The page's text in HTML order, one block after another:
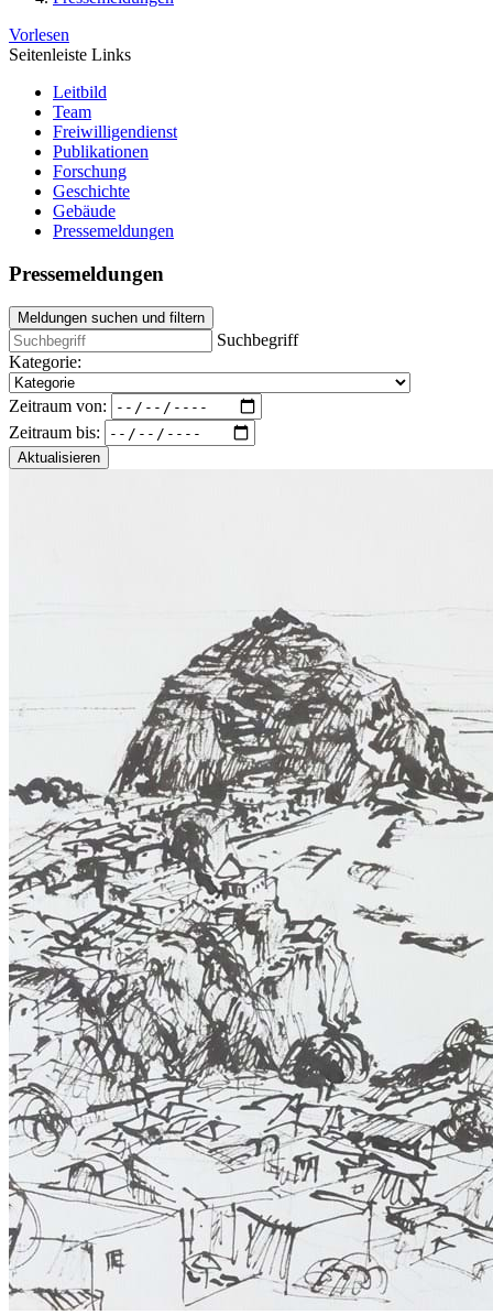
Vorlesen
Seitenleiste Links
Leitbild
Team
Freiwilligendienst
Publikationen
Forschung
Geschichte
Gebäude
Pressemeldungen
Pressemeldungen
Meldungen suchen und filtern
Suchbegriff
Kategorie:
Zeitraum von:
Zeitraum bis:
Aktualisieren